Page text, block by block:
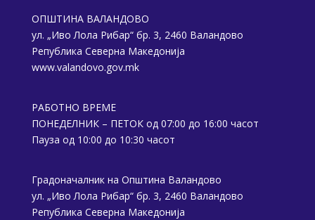
ОПШТИНА ВАЛАНДОВО
ул. „Иво Лола Рибар“ бр. 3, 2460 Валандово
Република Северна Македонија
www.valandovo.gov.mk
РАБОТНО ВРЕМЕ
ПОНЕДЕЛНИК – ПЕТОК од 07:00 до 16:00 часот
Пауза од 10:00 до 10:30 часот
Градоначалник на Општина Валандово
ул. „Иво Лола Рибар“ бр. 3, 2460 Валандово
Република Северна Македонија